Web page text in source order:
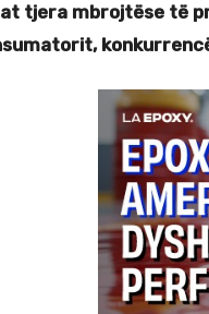
tjera mbrojtëse të